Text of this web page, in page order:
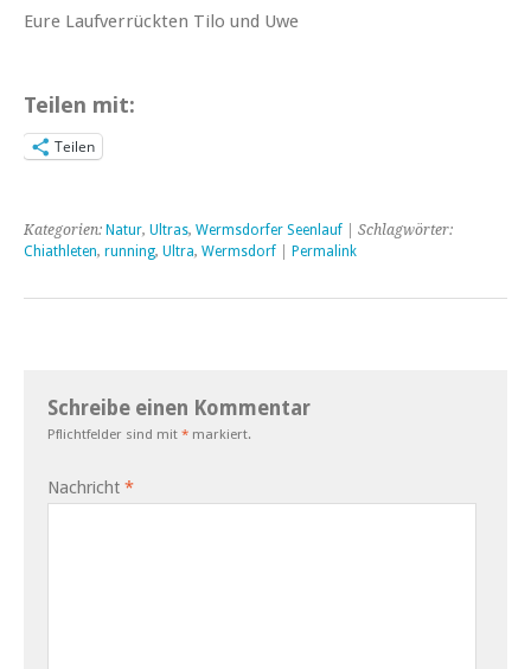
Eure Laufverrückten Tilo und Uwe
Teilen mit:
Teilen
Kategorien: Natur, Ultras, Wermsdorfer Seenlauf | Schlagwörter:
Chiathleten, running, Ultra, Wermsdorf Permalink
Schreibe einen Kommentar
Pflichtfelder sind mit * markiert.
Nachricht *